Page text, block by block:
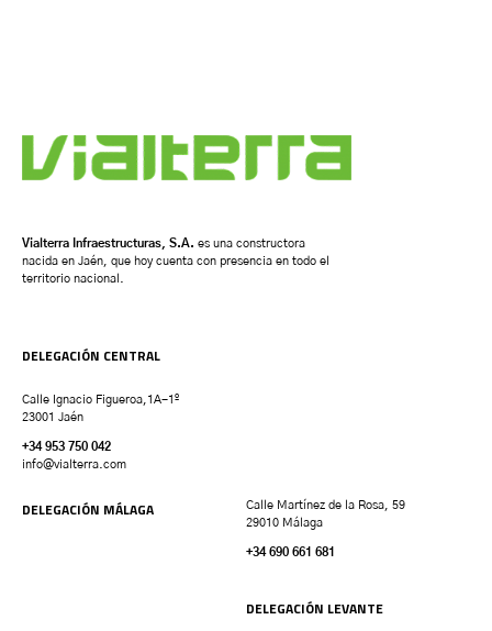
Vialterra Infraestructuras, S.A. es una constructora
nacida en Jaén, que hoy cuenta con presencia en todo el
territorio nacional.
DELEGACIÓN CENTRAL
Calle Ignacio Figueroa,1A-1º
23001 Jaén
+34 953 750 042
info@vialterra.com
DELEGACIÓN MÁLAGA
Calle Martínez de la Rosa, 59
29010 Málaga
+34 690 661 681
DELEGACIÓN LEVANTE